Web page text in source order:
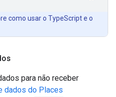
como usar o TypeScript e o
para não receber
dados do Places